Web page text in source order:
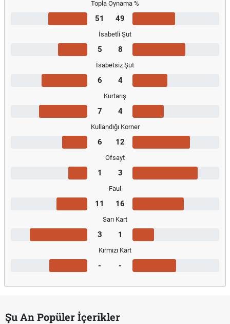
Topla Oynama %
51 49
İsabetli Şut
5 8
İsabetsiz Şut
6 4
Kurtarış
7 4
Kullandığı Korner
6 12
Ofsayt
1 3
Faul
11 16
Sarı Kart
3 1
Kırmızı Kart
- -
Şu An Popüler İçerikler